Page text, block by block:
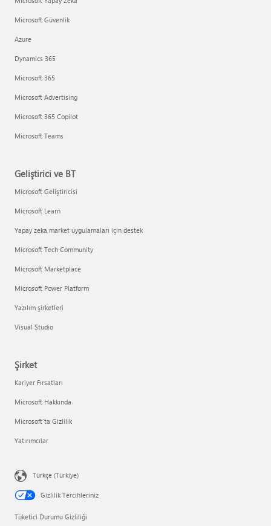
Microsoft Güvenlik
Azure
Dynamics 365
Microsoft 365
Microsoft Advertising
Microsoft 365 Copilot
Microsoft Teams
Geliştirici ve BT
Microsoft Geliştiricisi
Microsoft Learn
Yapay zeka market uygulamaları için destek
Microsoft Tech Community
Microsoft Marketplace
Microsoft Power Platform
Yazılım şirketleri
Visual Studio
Şirket
Kariyer Fırsatları
Microsoft Hakkında
Microsoft'ta Gizlilik
Yatırımcılar
Türkçe (Türkiye)
Gizlilik Tercihleriniz
Tüketici Durumu Gizliliği